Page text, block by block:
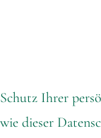
Ihrer
dieser